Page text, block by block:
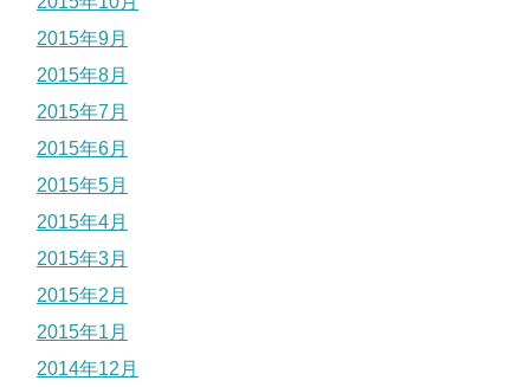
2015年9月
2015年8月
2015年7月
2015年6月
2015年5月
2015年4月
2015年3月
2015年2月
2015年1月
2014年12月